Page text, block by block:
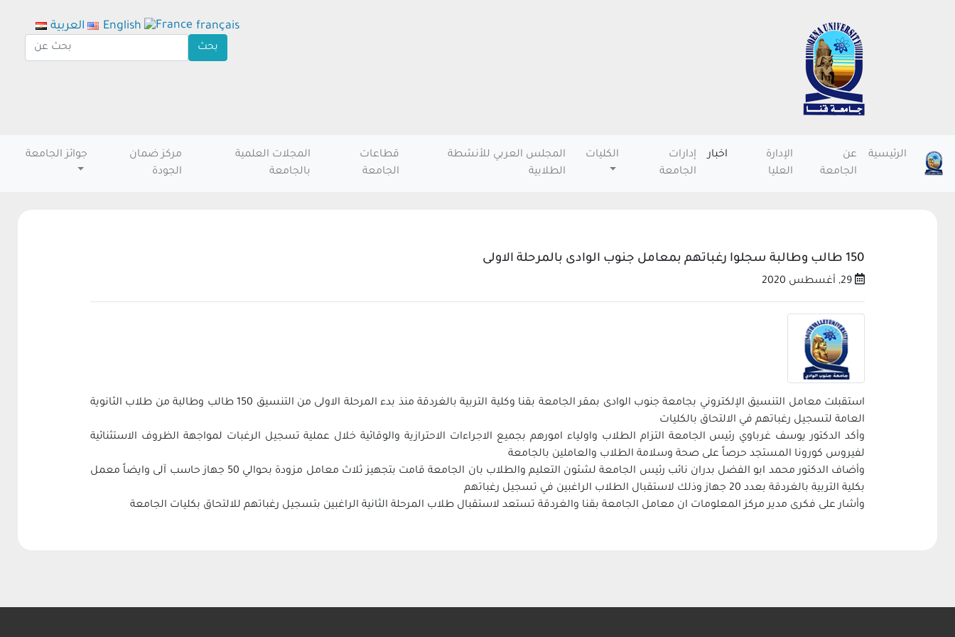
الرئيسية
عن
الجامعة
الإدارة
العليا
اخبار
إدارات
الجامعة
الكليات
المجلس العربي للأنشطة
الطلابية
قطاعات
الجامعة
المجلات العلمية
بالجامعة
مركز ضمان
الجودة
جوائز الجامعة
150 طالب وطالبة سجلوا رغباتهم بمعامل جنوب الوادى بالمرحلة الاولى
استقبلت معامل التنسيق الإلكتروني بجامعة جنوب الوادى بمقر الجامعة بقنا وكلية التربية بالغردقة منذ بدء المرحلة الاولى من التنسيق 150 طالب وطالبة من طلاب الثانوية
العامة لتسجيل رغباتهم في الالتحاق بالكليات
وأكد الدكتور يوسف غرباوي رئيس الجامعة التزام الطلاب واولياء امورهم بجميع الاجراءات الاحترازية والوقائية خلال عملية تسجيل الرغبات لمواجهة الظروف الاستثنائية
لفيروس كورونا المستجد حرصاً على صحة وسلامة الطلاب والعاملين بالجامعة
وأضاف الدكتور محمد ابو الفضل بدران نائب رئيس الجامعة لشئون التعليم والطلاب بان الجامعة قامت بتجهيز ثلاث معامل مزودة بحوالي 50 جهاز حاسب آلى وايضاً معمل
بكلية التربية بالغردقة بعدد 20 جهاز وذلك لاستقبال الطلاب الراغبين في تسجيل رغباتهم
وأشار على فكرى مدير مركز المعلومات ان معامل الجامعة بقنا والغردقة تستعد لاستقبال طلاب المرحلة الثانية الراغبين بتسجيل رغباتهم للالتحاق بكليات الجامعة
العربية English français